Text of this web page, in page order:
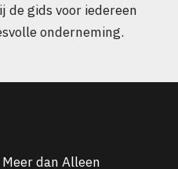
de gids voor iedereen
onderneming.
dan Alleen